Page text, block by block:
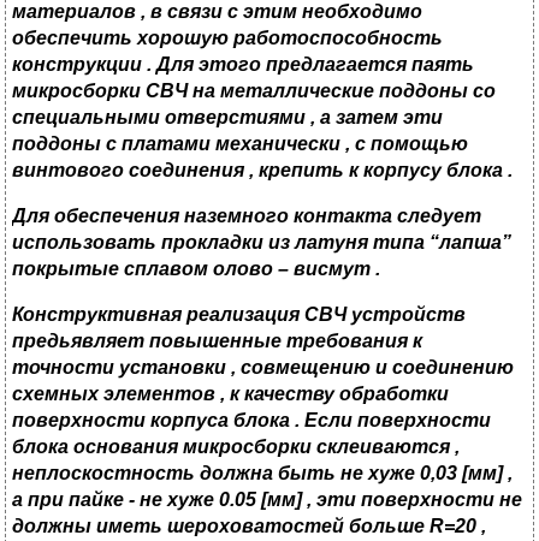
материалов , в связи с этим необходимо
обеспечить хорошую работоспособность
конструкции . Для этого предлагается паять
микросборки СВЧ на металлические поддоны со
специальными отверстиями , а затем эти
поддоны с платами механически , с помощью
винтового соединения , крепить к корпусу блока .
Для обеспечения наземного контакта следует
использовать прокладки из латуня типа “лапша”
покрытые сплавом олово – висмут .
Конструктивная реализация СВЧ устройств
предьявляет повышенные требования к
точности установки , совмещению и соединению
схемных элементов , к качеству обработки
поверхности корпуса блока . Если поверхности
блока основания микросборки склеиваются ,
неплоскостность должна быть не хуже 0,03 [мм] ,
а при пайке - не хуже 0.05 [мм] , эти поверхности не
должны иметь шероховатостей больше R=20 ,